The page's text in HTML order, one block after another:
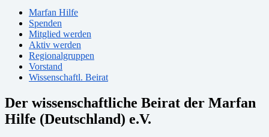
Marfan Hilfe
Spenden
Mitglied werden
Aktiv werden
Regionalgruppen
Vorstand
Wissenschaftl. Beirat
Der wissenschaftliche Beirat der Marfan
Hilfe (Deutschland) e.V.